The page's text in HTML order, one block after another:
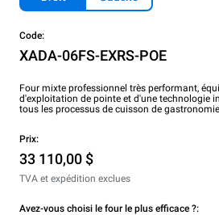
Code:
XADA-06FS-EXRS-POE
Four mixte professionnel très performant,
d'exploitation de pointe et d'une technologie
tous les processus de cuisson de
Prix:
33 110,00 $
TVA et expédition exclues
Avez-vous choisi le four le plus efficace ?: